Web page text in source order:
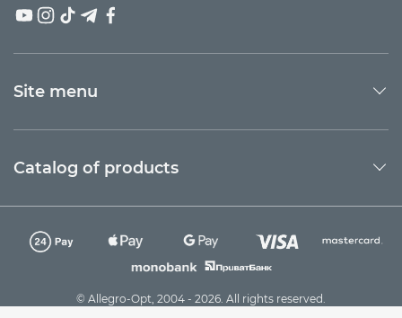
Site menu
Catalog of products
© Allegro-Opt, 2004 - 2026. All rights reserved.